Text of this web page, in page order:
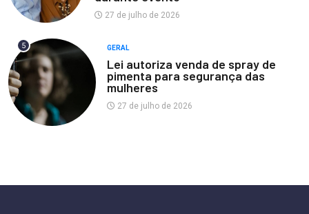
27 de julho de 2026
5 GERAL
Lei autoriza venda de spray de
pimenta para segurança das
mulheres
27 de julho de 2026